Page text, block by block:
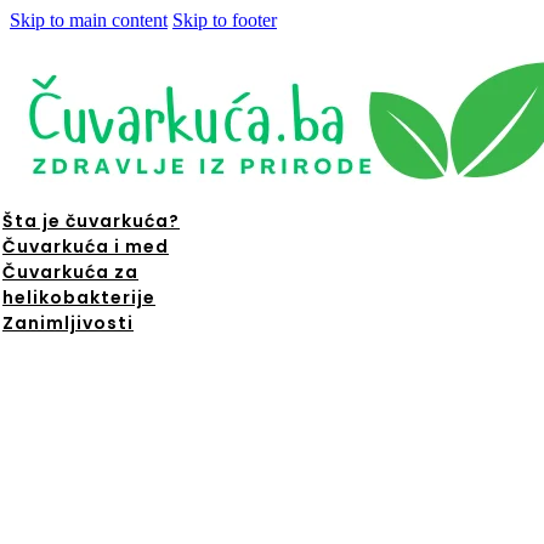
Skip to main content Skip to footer
Šta je čuvarkuća?
Čuvarkuća i med
Čuvarkuća za
helikobakterije
Zanimljivosti